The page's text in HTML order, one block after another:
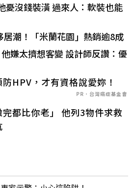
憂沒錢裝潢 過來人：軟裝也能
潮！「米蘭花園」熱銷逾8成
他嫌太擠想客變 設計師反讚：優
HPV，才有資格說愛妳！
PR．台灣癌症基金會
都比你老」 他列3物件求救